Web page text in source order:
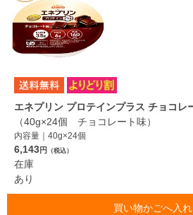
エネプリン プロテインプラス チョコレ
（40g×24個 チョコレート味）
内容量｜40g×24個
6,143円 （税込）
在庫
あり
買い物かごへ入